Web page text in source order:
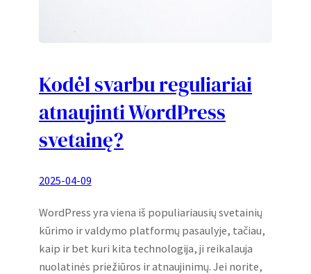
Kodėl svarbu reguliariai
atnaujinti WordPress
svetainę?
2025-04-09
WordPress yra viena iš populiariausių svetainių
kūrimo ir valdymo platformų pasaulyje, tačiau,
kaip ir bet kuri kita technologija, ji reikalauja
nuolatinės priežiūros ir atnaujinimų. Jei norite,